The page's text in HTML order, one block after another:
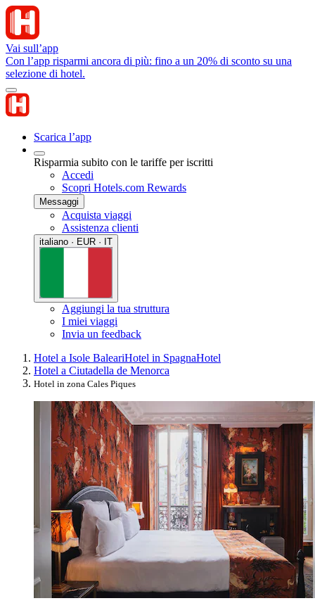
Vai sull’app
Con l’app risparmi ancora di più: fino a un 20% di sconto su una
selezione di hotel.
Scarica l’app
Risparmia subito con le tariffe per iscritti
Accedi
Scopri Hotels.com Rewards
Messaggi
Acquista viaggi
Assistenza clienti
italiano · EUR · IT
Aggiungi la tua struttura
I miei viaggi
Invia un feedback
Hotel a Isole BaleariHotel in SpagnaHotel
Hotel a Ciutadella de Menorca
Hotel in zona Cales Piques